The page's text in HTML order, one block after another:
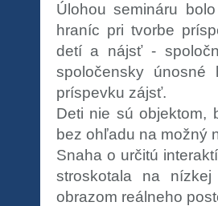
Úlohou semináru
hraníc pri tvorbe
detí a nájsť -
spoločensky
príspevku zájsť.
Deti nie sú objektom,
bez ohľadu na možný
Snaha o určitú
stroskotala na
obrazom reálneho